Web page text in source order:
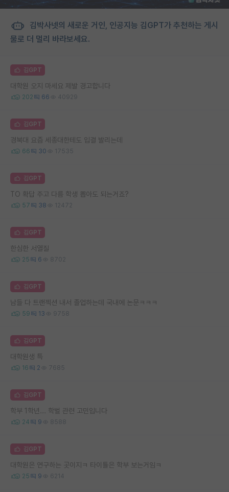
김박사넷의 새로운 거인, 인공지능 김GPT가 추천하는 게시
물로 더 멀리 바라보세요.
김GPT
대학원 오지 마세요 제발 경고합니다
202 66 40929
김GPT
경북대 요즘 세종대한테도 입결 발리는데
66 30 17535
김GPT
TO 확답 주고 다름 학생 뽑아도 되는거죠?
57 38 12472
김GPT
한심한 서열질
25 6 8702
김GPT
남들 다 트랜젝션 내서 졸업하는데 국내에 논문ㅋㅋㅋ
59 13 9758
김GPT
대학원생 특
16 2 7685
김GPT
학부 1학년... 학벌 관련 고민입니다
24 9 8588
김GPT
대학원은 연구하는 곳이지ㅋ 타이틀은 학부 보는거임ㅋ
25 9 6214